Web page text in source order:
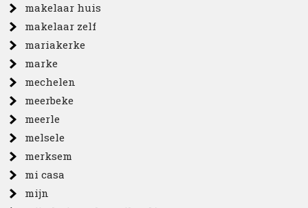
makelaar huis
makelaar zelf
mariakerke
marke
mechelen
meerbeke
meerle
melsele
merksem
mi casa
mijn